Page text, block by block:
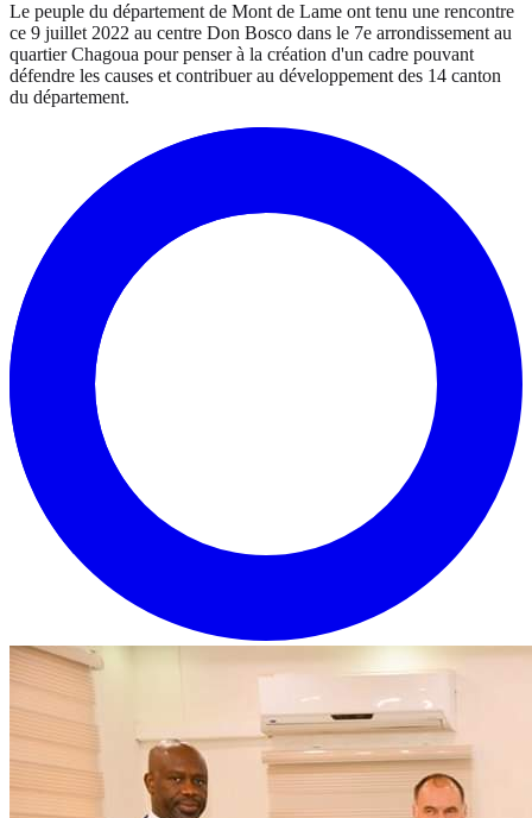
Le peuple du département de Mont de Lame ont tenu une rencontre
ce 9 juillet 2022 au centre Don Bosco dans le 7e arrondissement au
quartier Chagoua pour penser à la création d'un cadre pouvant
défendre les causes et contribuer au développement des 14 canton
du département.